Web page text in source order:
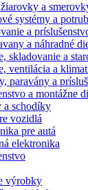
a
systémy a
a
a náhradné
skladovanie a
ventilácia a
paravány a
a montážne
a schodíky
vozidlá
pre autá
elektronika
výrobky